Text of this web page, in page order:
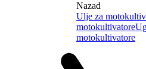
Nazad
Ulje za
motokultivatore
motokultivatore